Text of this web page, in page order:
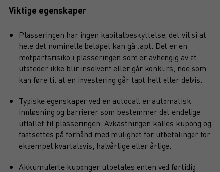
Viktige egenskaper
Plasseringen har ingen kapitalbeskyttelse, det vil si at
hele det nominelle beløpet kan gå tapt. Det er en
motpartsrisiko i plasseringen som er avhengig av at
utsteder ikke blir insolvent eller går konkurs, noe som
kan føre til at en investering går tapt helt eller delvis.
Typiske egenskaper ved en autocall er automatisk
innløsning og barrierer som bestemmer det endelige
utfallet til plasseringen. Avkastningen kalles kupong og
fastsettes på forhånd med mulighet for utbetalinger for
eksempel kvartalsvis, halvårlige eller årlige.
Akkumulerte kuponger utbetales enten ved førtidig